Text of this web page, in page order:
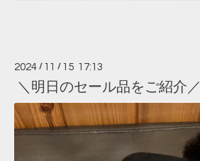
2024 / 11 / 15 17:13
＼明日のセール品をご紹介／